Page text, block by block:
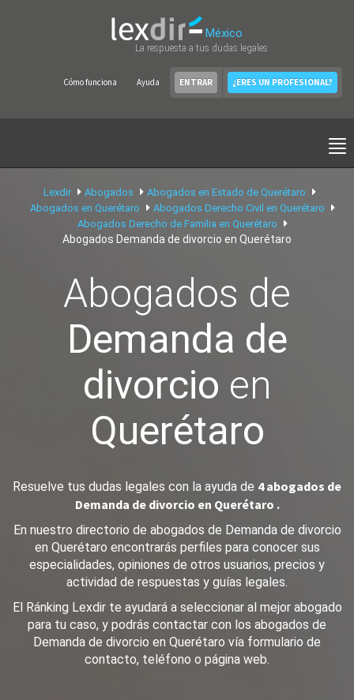
México
La respuesta a tus dudas legales
Cómo funciona Ayuda ENTRAR ¿ERES UN PROFESIONAL?
Lexdir Abogados
Abogados en Estado de Querétaro
Abogados en Querétaro
Abogados Derecho Civil en Querétaro
Abogados Derecho de Familia en Querétaro
Abogados Demanda de divorcio en Querétaro
Abogados de
Demanda de
divorcio en
Querétaro
Resuelve tus dudas legales con la ayuda de 4 abogados de
Demanda de divorcio en Querétaro .
En nuestro directorio de abogados de Demanda de divorcio
en Querétaro encontrarás perfiles para conocer sus
especialidades, opiniones de otros usuarios, precios y
actividad de respuestas y guías legales.
El Ránking Lexdir te ayudará a seleccionar al mejor abogado
para tu caso, y podrás contactar con los abogados de
Demanda de divorcio en Querétaro vía formulario de
contacto, teléfono o página web.